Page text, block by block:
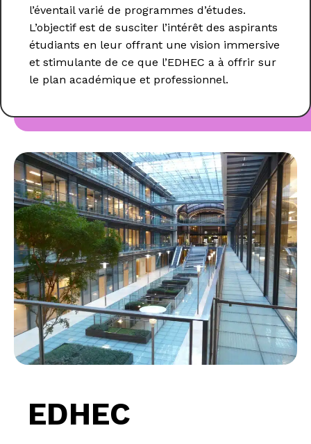
l’éventail varié de programmes d’études.
L’objectif est de susciter l’intérêt des aspirants
étudiants en leur offrant une vision immersive
et stimulante de ce que l’EDHEC a à offrir sur
le plan académique et professionnel.
EDHEC